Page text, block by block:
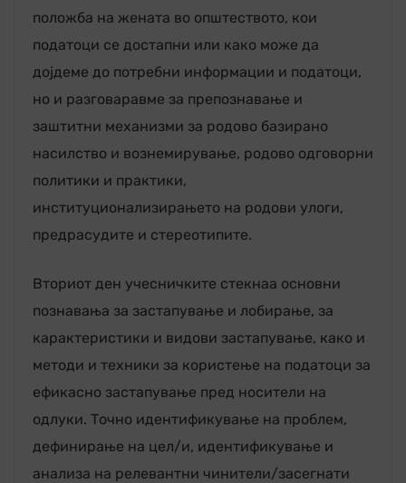
положба на жената во општеството, кои
податоци се достапни или како може да
дојдеме до потребни информации и податоци,
но и разговаравме за препознавање и
заштитни механизми за родово базирано
насилство и вознемирување, родово одговорни
политики и практики,
институционализирањето на родови улоги,
предрасудите и стереотипите.
Вториот ден учесничките стекнаа основни
познавања за застапување и лобирање, за
карактеристики и видови застапување, како и
методи и техники за користење на податоци за
ефикасно застапување пред носители на
одлуки. Точно идентификување на проблем,
дефинирање на цел/и, идентификување и
анализа на релевантни чинители/засегнати